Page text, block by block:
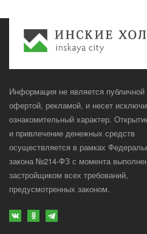
Информация не является публичной
офертой, рекламой, и несет
ознакомительный характер.
и привлечение денежных средств
осуществляется в рамках
закона №214-ФЗ с момента
застройщиком всех требований,
предусмотренных законом.